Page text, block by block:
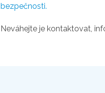
bezpečnosti.
Neváhejte je kontaktovat,